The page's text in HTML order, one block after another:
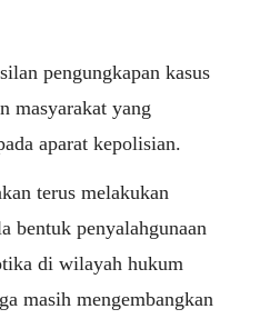
pengungkapan kasus
masyarakat yang
aparat kepolisian.
terus melakukan
bentuk penyalahgunaan
di wilayah hukum
masih mengembangkan